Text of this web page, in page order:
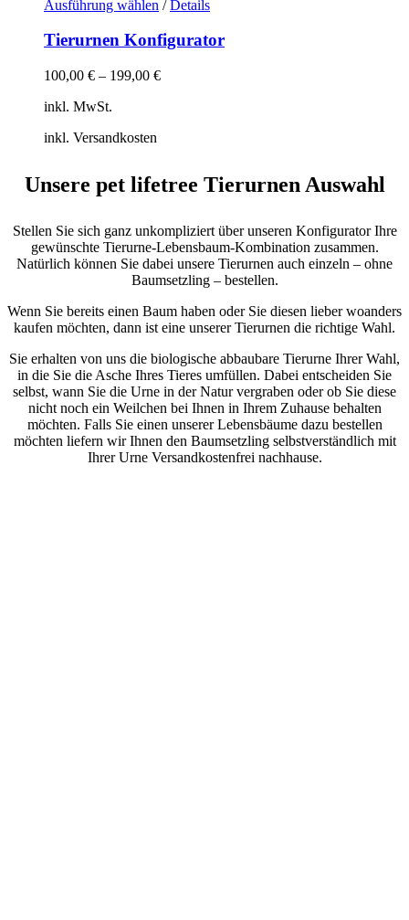
Ausführung wählen Dieses
weist
mehrere
Produktseite
/ Details
Tierurnen Konfigurator
100,00 € – 199,00 €
inkl. MwSt.
inkl. Versandkosten
Unsere pet lifetree Tierurnen Auswahl
Stellen Sie sich ganz unkompliziert über unseren Konfigurator Ihre
gewünschte Tierurne-Lebensbaum-Kombination zusammen.
Natürlich können Sie dabei unsere Tierurnen auch einzeln – ohne
Baumsetzling – bestellen.
Wenn Sie bereits einen Baum haben oder Sie diesen lieber woanders
kaufen möchten, dann ist eine unserer Tierurnen die richtige Wahl.
Sie erhalten von uns die biologische abbaubare Tierurne Ihrer Wahl,
in die Sie die Asche Ihres Tieres umfüllen. Dabei entscheiden Sie
selbst, wann Sie die Urne in der Natur vergraben oder ob Sie diese
nicht noch ein Weilchen bei Ihnen in Ihrem Zuhause behalten
möchten. Falls Sie einen unserer Lebensbäume dazu bestellen
möchten liefern wir Ihnen den Baumsetzling selbstverständlich mit
Ihrer Urne Versandkostenfrei nachhause.